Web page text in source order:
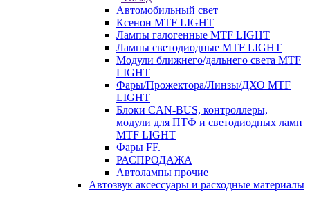
Автомобильный свет
Ксенон MTF LIGHT
Лампы галогенные MTF LIGHT
Лампы светодиодные MTF LIGHT
Модули ближнего/дальнего света MTF
LIGHT
Фары/Прожектора/Линзы/ДХО MTF
LIGHT
Блоки CAN-BUS, контроллеры,
модули для ПТФ и светодиодных ламп
MTF LIGHT
Фары FF.
РАСПРОДАЖА
Автолампы прочие
Автозвук аксессуары и расходные материалы